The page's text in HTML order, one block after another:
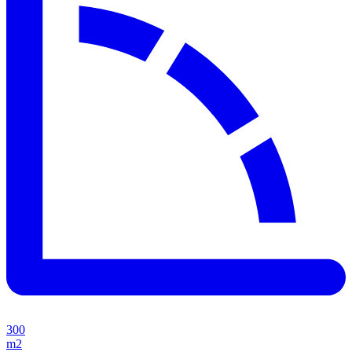
300
m2